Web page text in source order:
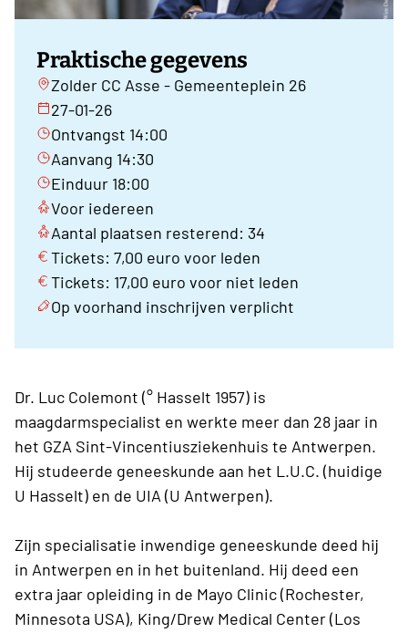
Praktische gegevens
Zolder CC Asse - Gemeenteplein 26
27-01-26
Ontvangst 14:00
Aanvang 14:30
Einduur 18:00
Voor iedereen
Aantal plaatsen resterend: 34
Tickets: 7,00 euro voor leden
Tickets: 17,00 euro voor niet leden
Op voorhand inschrijven verplicht
Dr. Luc Colemont (° Hasselt 1957) is
maagdarmspecialist en werkte meer dan 28 jaar in
het GZA Sint-Vincentiusziekenhuis te Antwerpen.
Hij studeerde geneeskunde aan het L.U.C. (huidige
U Hasselt) en de UIA (U Antwerpen).
Zijn specialisatie inwendige geneeskunde deed hij
in Antwerpen en in het buitenland. Hij deed een
extra jaar opleiding in de Mayo Clinic (Rochester,
Minnesota USA), King/Drew Medical Center (Los